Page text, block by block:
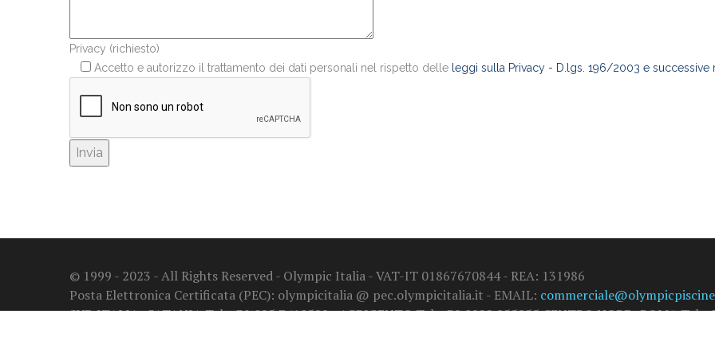
Privacy (richiesto)
Accetto e autorizzo il trattamento dei dati personali nel rispetto delle leggi sulla Privacy - D.lgs. 196/2003 e successive
© 1999 - 2023 - All Rights Reserved - Olympic Italia - VAT-IT 01867670844 - REA: 131986
Posta Elettronica Certificata (PEC): olympicitalia @ pec.olympicitalia.it - EMAIL:
SUD ITALIA: CATANIA Tel. +39 095 7410599 - AGRIGENTO Tel. +39 0922 855955 CENTRO NORD: ROMA